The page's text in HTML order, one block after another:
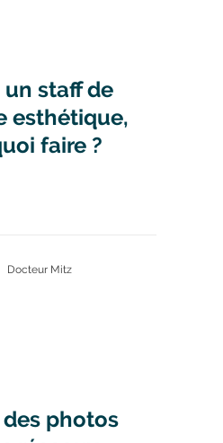
un staff de
esthétique,
faire ?
Docteur Mitz
photos